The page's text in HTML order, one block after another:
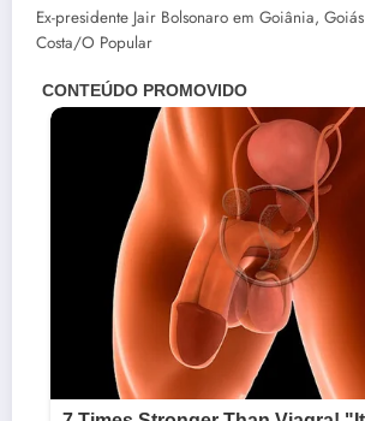
Ex-presidente Jair Bolsonaro em Goiânia,
Costa/O Popular